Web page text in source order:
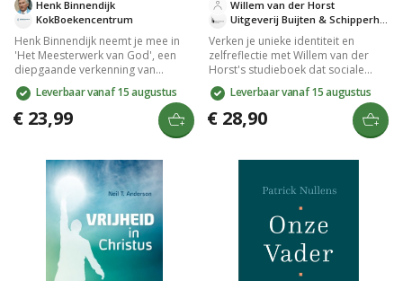
KokBoekencentrum
Henk Binnendijk
Henk Binnendijk neemt je mee in
'Het Meesterwerk van God', een
diepgaande verkenning van
Openbaring. Deze fascinerende
reis onthult Gods ultieme plan,
verweven met thema's als geloof
en geschiedenis. Laat je inspireren
van het universum en het evangelie
samenkomen.
Leverbaar vanaf 15 augustus
€ 23,99
Uitgeverij Buijten & Schipperheijn
Willem van der Horst
Verken je unieke identiteit en
zelfreflectie met Willem van der
Horst's studieboek dat sociale
wetenschap, filosofie en theologie
combineert. Ontdek de rol van
medemensen, vrijheid,
verantwoordelijkheid en je ziel in
het christelijk mensbeeld. Perfect
Leverbaar vanaf 15 augustus
€ 28,90